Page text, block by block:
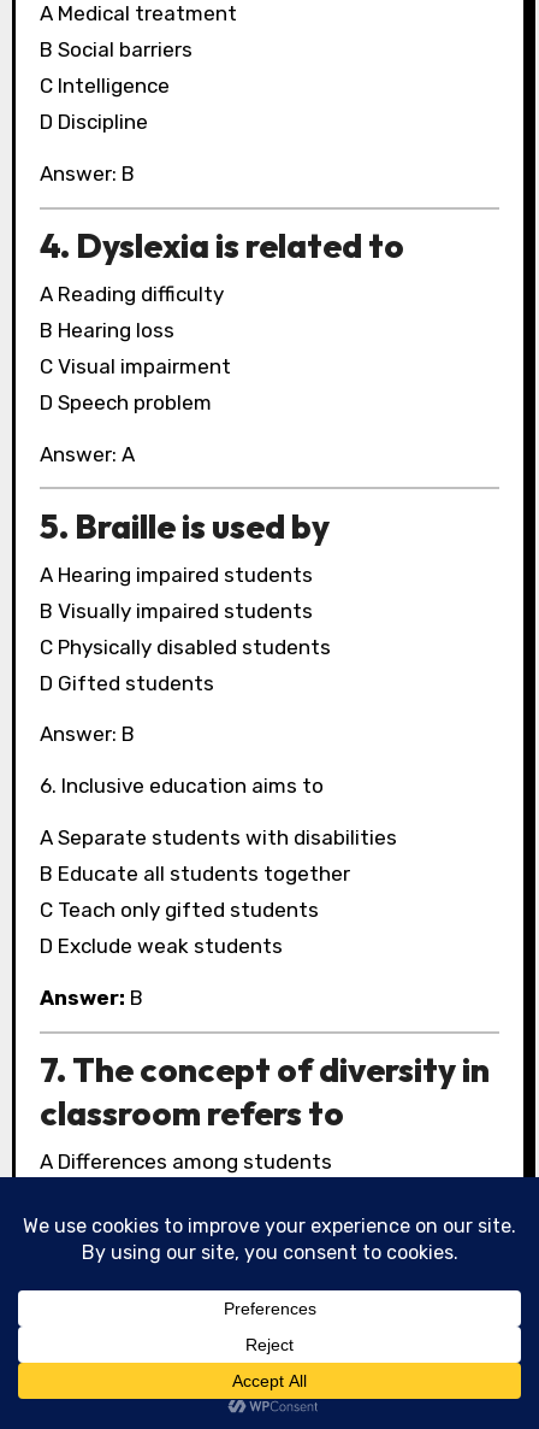
A Medical treatment
B Social barriers
C Intelligence
D Discipline
Answer: B
4. Dyslexia is related to
A Reading difficulty
B Hearing loss
C Visual impairment
D Speech problem
Answer: A
5. Braille is used by
A Hearing impaired students
B Visually impaired students
C Physically disabled students
D Gifted students
Answer: B
6. Inclusive education aims to
A Separate students with disabilities
B Educate all students together
C Teach only gifted students
D Exclude weak students
Answer: B
7. The concept of diversity in
classroom refers to
A Differences among students
C Same culture
D Same language
8. Which act protects the